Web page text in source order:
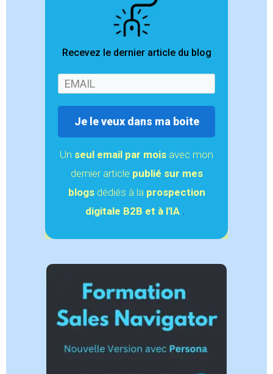
Recevez le dernier article du blog
Je le veux dans ma boite
Un seul email par mois avec mon
dernier article publié sur mes
blogsdédiés à la prospection
digitale B2B et à l'IA. .